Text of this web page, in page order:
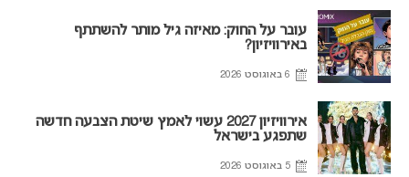
עובר על החוק: מאיזה גיל מותר להשתתף
באירוויזיון?
6 באוגוסט 2026
אירוויזיון 2027 עשוי לאמץ שיטת הצבעה חדשה
שתפגע בישראל
5 באוגוסט 2026